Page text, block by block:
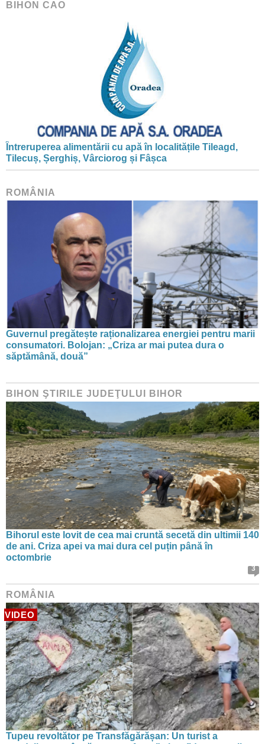
BIHON CAO
Întreruperea alimentării cu apă în localitățile Tileagd,
Tilecuș, Șerghiș, Vârciorog și Fâșca
ROMÂNIA
Guvernul pregătește raționalizarea energiei pentru marii
consumatori. Bolojan: „Criza ar mai putea dura o
săptămână, două”
BIHON ŞTIRILE JUDEŢULUI BIHOR
Bihorul este lovit de cea mai cruntă secetă din ultimii 140
de ani. Criza apei va mai dura cel puțin până în
octombrie
3
ROMÂNIA
VIDEO
Tupeu revoltător pe Transfăgărășan: Un turist a